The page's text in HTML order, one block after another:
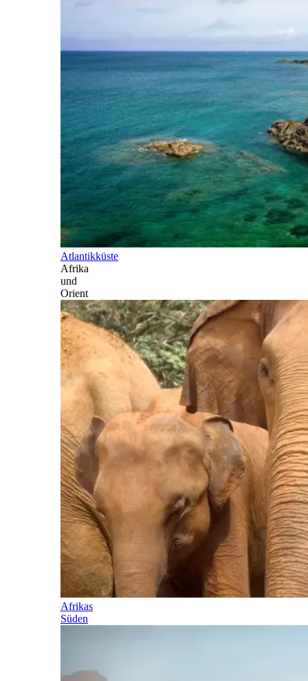
Atlantikküste
Afrika
und
Orient
Afrikas
Süden